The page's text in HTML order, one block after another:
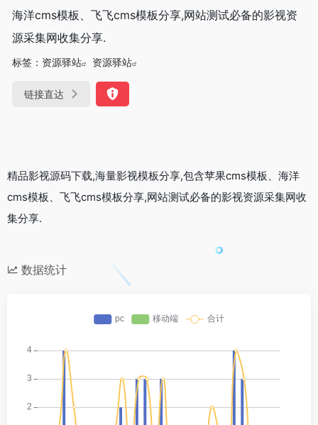
海洋cms模板、飞飞cms模板分享,网站测试必备的影视资
源采集网收集分享.
标签： 资源驿站 资源驿站
链接直达
精品影视源码下载,海量影视模板分享,包含苹果cms模板、海洋
cms模板、飞飞cms模板分享,网站测试必备的影视资源采集网收
集分享.
数据统计